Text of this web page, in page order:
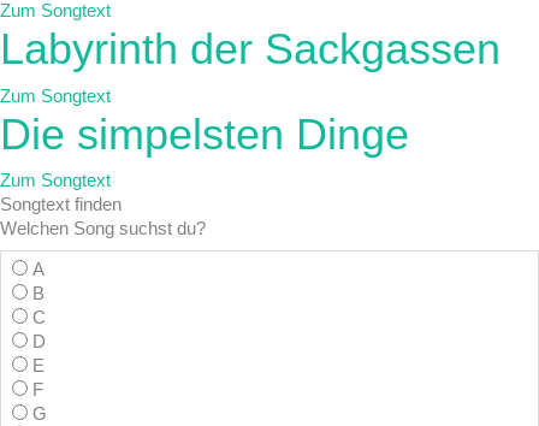
Zum Songtext
Labyrinth der Sackgassen
Zum Songtext
Die simpelsten Dinge
Zum Songtext
Songtext finden
Welchen Song suchst du?
A
B
C
D
E
F
G